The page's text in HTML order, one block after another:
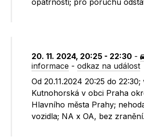
opatrností; pro poruchu
20. 11. 2024, 20:25 - 22:30 -
informace -odkaz na událost
Od 20.11.2024 20:25 do 22:30;
Kutnohorská v obci Praha
Hlavního města Prahy;
vozidla; NA x OA, bez zranění.